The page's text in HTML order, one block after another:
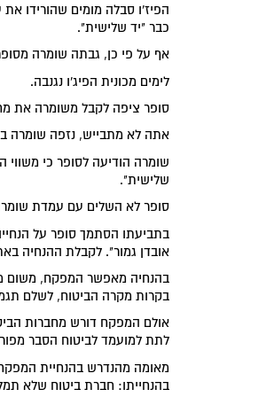
הפיז'ו סבלה מומים שהורידו
כבר "יד שלישית".
אף על פי כן, גבתה שומרה
לימים מכונית הפיג'ו נגנבה.
סופר ציפה לקבל משומרה את
אתה לא מתבייש, נזפה שומרה
שלישית".
סופר לא השלים עם עמדת
אובדן גמור". לקבלת ההנחיה
בהנחיה מאפשר המפקח, משום
בקרות מקרה הביטוח, לשלם
אולם המפקח דורש מחברות
לתת למועמד לביטוח הסבר
מאומה מהנדרש בהנחיית
בהנחייתו: חברת ביטוח שלא